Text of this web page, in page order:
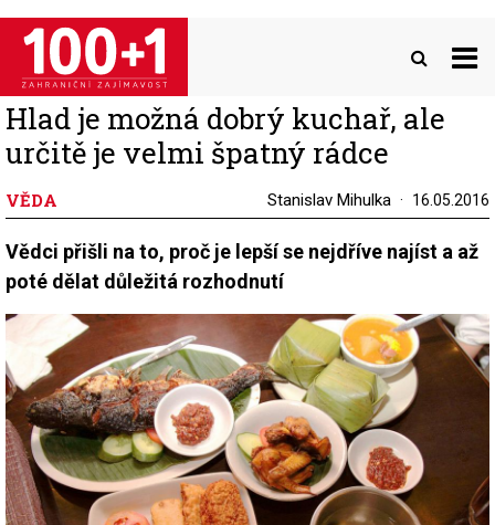
Přejít
hlavnímu
obsahu
Hlad je možná dobrý kuchař, ale
určitě je velmi špatný rádce
VĚDA Stanislav Mihulka 16.05.2016
Vědci přišli na to, proč je lepší se nejdříve najíst a až
poté dělat důležitá rozhodnutí